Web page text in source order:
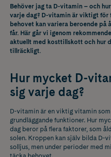
Behöver jag ta D-vitamin – och
varje dag? D-vitamin är viktigt för
behovet kan variera beroende på
får. Här går vi igenom
aktuellt med kosttillskott och hur
tillräckligt.
Hur mycket D-
sig varje dag?
D-vitamin är en viktig vitamin
grundläggande funktioner. Hur
dag beror på flera faktorer, som
solen. Kroppen kan själv bilda D-
solljus, men under perioder med